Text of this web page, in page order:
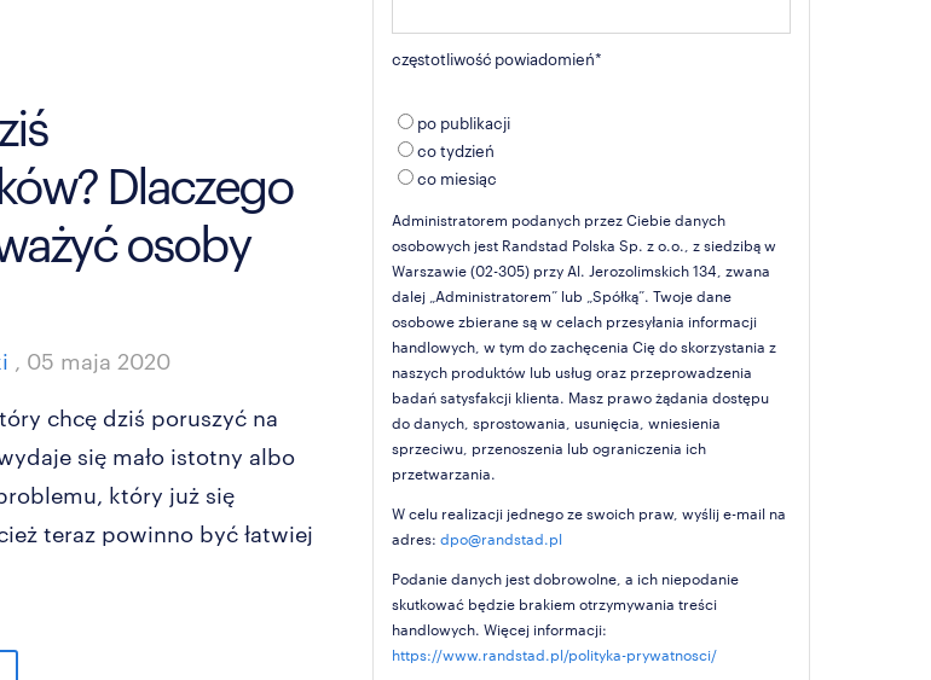
Dlaczego
osoby
, 05 maja 2020
chcę dziś poruszyć na
się mało istotny albo
który już się
teraz powinno być łatwiej
częstotliwość powiadomień*
po publikacji
co tydzień
co miesiąc
Administratorem podanych przez Ciebie danych
osobowych jest Randstad Polska Sp. z o.o., z siedzibą w
Warszawie (02-305) przy Al. Jerozolimskich 134, zwana
dalej „Administratorem” lub „Spółką”. Twoje dane
osobowe zbierane są w celach przesyłania informacji
handlowych, w tym do zachęcenia Cię do skorzystania z
naszych produktów lub usług oraz przeprowadzenia
badań satysfakcji klienta. Masz prawo żądania dostępu
do danych, sprostowania, usunięcia, wniesienia
sprzeciwu, przenoszenia lub ograniczenia ich
przetwarzania.
W celu realizacji jednego ze swoich praw, wyślij e-mail na
adres:dpo@randstad.pl
Podanie danych jest dobrowolne, a ich niepodanie
skutkować będzie brakiem otrzymywania treści
handlowych. Więcej informacji:
https://www.randstad.pl/polityka-prywatnosci/